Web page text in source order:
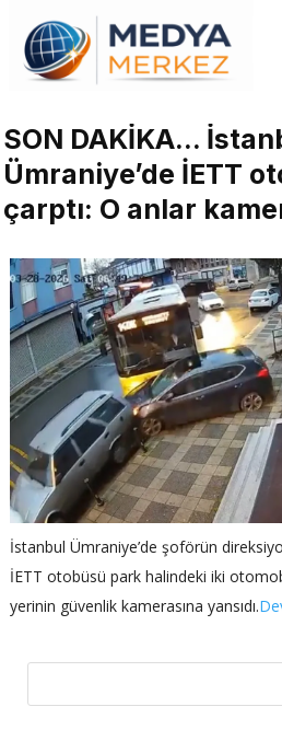
SON DAKİKA…
Ümraniye’de İETT
çarptı: O anlar
İstanbul Ümraniye’de şoförün
İETT otobüsü park halindeki iki
yerinin güvenlik kamerasına yansıdı.